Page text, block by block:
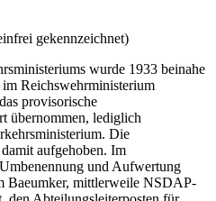
gekennzeichnet)
wurde 1933 beinahe
Reichswehrministerium
provisorische
übernommen, lediglich
Die
aufgehoben. Im
und Aufwertung
Baeumker, mittlerweile NSDAP-